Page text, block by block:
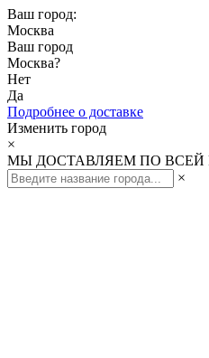
Ваш город:
Москва
Ваш город
Москва?
Нет
Да
Подробнее о доставке
Изменить город
×
МЫ ДОСТАВЛЯЕМ ПО ВСЕЙ
×